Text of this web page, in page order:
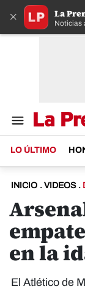
× La
Noticias
LO ÚLTIMO
INICIO . VIDEOS .
en la
El Atlético de